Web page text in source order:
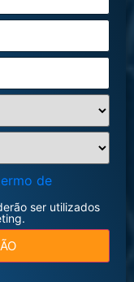
de
ser utilizados